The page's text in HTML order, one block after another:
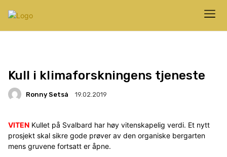
Kull i klimaforskningens tjeneste
Ronny Setså 19.02.2019
VITEN Kullet på Svalbard har høy vitenskapelig verdi. Et nytt
prosjekt skal sikre gode prøver av den organiske bergarten
mens gruvene fortsatt er åpne.